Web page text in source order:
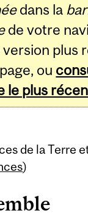
dans la
de votre
plus
ou
le plus
de la Terre
)